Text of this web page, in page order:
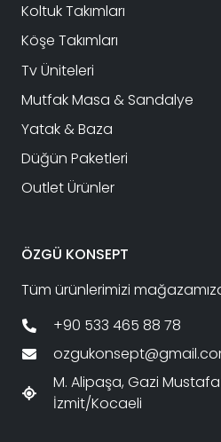
Koltuk Takımları
Köşe Takımları
Tv Üniteleri
Mutfak Masa & Sandalye
Yatak & Baza
Düğün Paketleri
Outlet Ürünler
ÖZGÜ KONSEPT
Tüm ürünlerimizi
+90 533 465 88 78
M. Alipaşa, Gazi Mustafa
İzmit/Kocaeli